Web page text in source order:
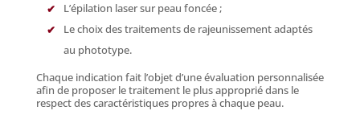
L’épilation laser sur peau foncée ;
Le choix des traitements de rajeunissement adaptés
au phototype.
Chaque indication fait l’objet d’une évaluation personnalisée
afin de proposer le traitement le plus approprié dans le
respect des caractéristiques propres à chaque peau.